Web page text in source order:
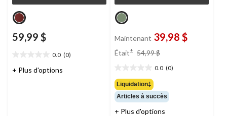
59,99 $
0.0 (0)
étoile(s)
+ Plus d'options
Maintenant 39,98 $
Était± 54,99 $
54,99 $
0.0 (0)
étoile(s)
sur
5.
Liquidation‡
Articles à succès
+ Plus d'options